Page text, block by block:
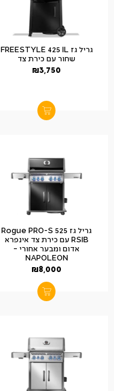
גריל גז FREESTYLE 425 IL
שחור עם כירת צד
₪3,750
גריל גז Rogue PRO-S 525
RSIB עם כירת צד אינפרא
אדום ומבער אחורי –
NAPOLEON
₪8,000